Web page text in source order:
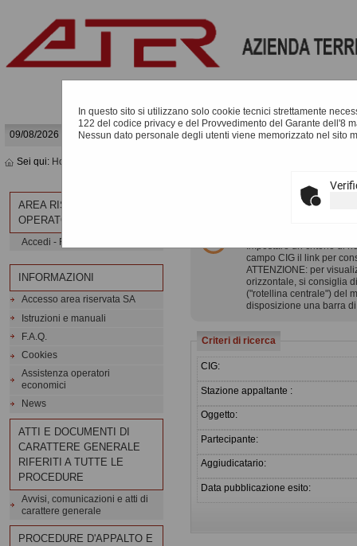
09/08/2026 05:44
Sei qui: Home
In questo sito si utilizzano solo cookie tecnici strettamente
122 del codice privacy e del Provvedimento del Garante dell'8
Nessun dato personale degli utenti viene memorizzato nel sito
RIEPILOGO CONTRATTI
Impostare un criterio di
campo CIG il link per
ATTENZIONE: per
orizzontale, si consiglia
("rotellina centrale") del
disposizione una barra
Criteri di ricerca
CIG:
Stazione appaltante :
Oggetto:
Partecipante:
Aggiudicatario:
Data pubblicazione esito:
AREA RISERVATA
OPERATORE ECONOMICO
Accedi - Registrati
INFORMAZIONI
Accesso area riservata SA
Istruzioni e manuali
F.A.Q.
Cookies
Assistenza operatori
economici
News
ATTI E DOCUMENTI DI
CARATTERE GENERALE
RIFERITI A TUTTE LE
PROCEDURE
Avvisi, comunicazioni e atti di
carattere generale
PROCEDURE D'APPALTO E